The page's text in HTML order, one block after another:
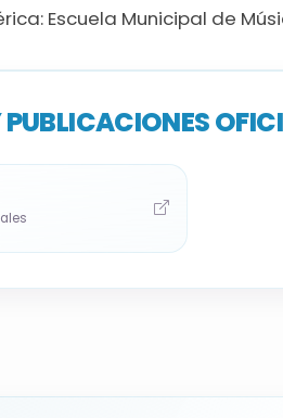
Escuela Municipal de